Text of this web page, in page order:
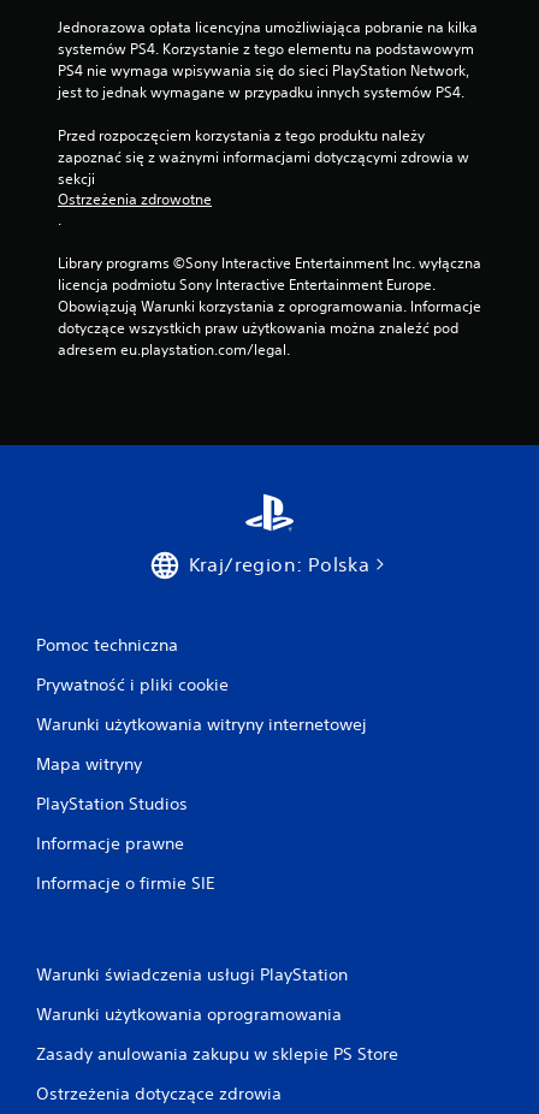
Jednorazowa opłata licencyjna umożliwiająca pobranie na kilka
systemów PS4. Korzystanie z tego elementu na podstawowym
PS4 nie wymaga wpisywania się do sieci PlayStation Network,
jest to jednak wymagane w przypadku innych systemów PS4.
Przed rozpoczęciem korzystania z tego produktu należy
zapoznać się z ważnymi informacjami dotyczącymi zdrowia w
sekcji
Ostrzeżenia zdrowotne
.
Library programs ©Sony Interactive Entertainment Inc. wyłączna
licencja podmiotu Sony Interactive Entertainment Europe.
Obowiązują Warunki korzystania z oprogramowania. Informacje
dotyczące wszystkich praw użytkowania można znaleźć pod
adresem eu.playstation.com/legal.
Kraj/region: Polska
Pomoc techniczna
Prywatność i pliki cookie
Warunki użytkowania witryny internetowej
Mapa witryny
PlayStation Studios
Informacje prawne
Informacje o firmie SIE
Warunki świadczenia usługi PlayStation
Warunki użytkowania oprogramowania
Zasady anulowania zakupu w sklepie PS Store
Ostrzeżenia dotyczące zdrowia